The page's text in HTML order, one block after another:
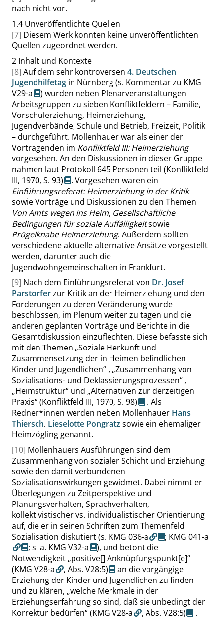
nach nicht vor.
1.4 Unveröffentlichte Quellen
[7] Diesem Werk konnten keine unveröffentlichten
Quellen zugeordnet werden.
2 Inhalt und Kontexte
[8] Auf dem sehr kontroversen 4. Deutschen
Jugendhilfetag in Nürnberg (s. Kommentar zu KMG
V29-a
) wurden neben Plenarveranstaltungen
Arbeitsgruppen zu sieben Konfliktfeldern – Familie,
Vorschulerziehung, Heimerziehung,
Jugendverbände, Schule und Betrieb, Freizeit, Politik
– durchgeführt. Mollenhauer war als einer der
Vortragenden im Konfliktfeld III: Heimerziehung
vorgesehen. An den Diskussionen in dieser Gruppe
nahmen laut Protokoll 645 Personen teil (Konfliktfeld
III, 1970, S. 93)
. Vorgesehen waren ein
Einführungsreferat: Heimerziehung in der Kritik
sowie Vorträge und Diskussionen zu den Themen
Von Amts wegen ins Heim, Gesellschaftliche
Bedingungen für soziale Auffälligkeitsowie
Prügelknabe Heimerziehung. Außerdem sollten
verschiedene aktuelle alternative Ansätze vorgestellt
werden, darunter auch die
Jugendwohngemeinschaften in Frankfurt.
[9] Nach dem Einführungsreferat von Dr. Josef
Parstorferzur Kritik an der Heimerziehung und den
Forderungen zu deren Veränderung wurde
beschlossen, im Plenum weiter zu tagen und die
anderen geplanten Vorträge und Berichte in die
Gesamtdiskussion einzuflechten. Diese befasste sich
mit den Themen „Soziale Herkunft und
Zusammensetzung der in Heimen befindlichen
Kinder und Jugendlichen“ , „Zusammenhang von
Sozialisations- und Deklassierungsprozessen“ ,
„Heimstruktur“ und „Alternativen zur derzeitigen
Praxis“(Konfliktfeld III, 1970, S. 98)
. Als
Redner*innen werden neben Mollenhauer Hans
Thiersch, Lieselotte Pongratz sowie ein ehemaliger
Heimzögling genannt.
[10] Mollenhauers Ausführungen sind dem
Zusammenhang von sozialer Schicht und Erziehung
sowie den damit verbundenen
Sozialisationswirkungen gewidmet. Dabei nimmt er
Überlegungen zu Zeitperspektive und
Planungsverhalten, Sprachverhalten,
kollektivistischer vs. individualistischer Orientierung
auf, die er in seinen Schriften zum Themenfeld
Sozialisation diskutiert (s. KMG 036-a ; KMG 041-a
; s. a. KMG V32-a
), und betont die
Notwendigkeit „positive[] Anknüpfungspunkt[e]“
(KMG V28-a
, Abs. V28:5)
an die vorgängige
Erziehung der Kinder und Jugendlichen zu finden
und zu klären, „welche Merkmale in der
Erziehungserfahrung so sind, daß sie unbedingt der
Korrektur bedürfen“(KMG V28-a , Abs. V28:5)
.